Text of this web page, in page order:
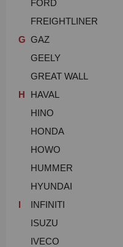
FORD
FREIGHTLINER
G GAZ
GEELY
GREAT WALL
H
HAVAL
HINO
HONDA
HOWO
HUMMER
HYUNDAI
I
INFINITI
ISUZU
IVECO